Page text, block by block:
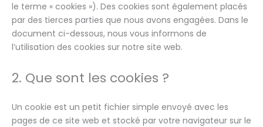
le terme « cookies »). Des cookies sont également placés
par des tierces parties que nous avons engagées. Dans le
document ci-dessous, nous vous informons de
l’utilisation des cookies sur notre site web.
2. Que sont les cookies ?
Un cookie est un petit fichier simple envoyé avec les
pages de ce site web et stocké par votre navigateur sur le